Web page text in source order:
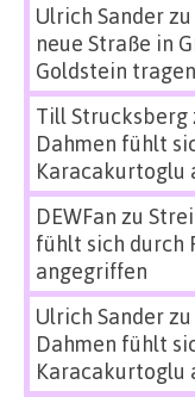
Ulrich Sanderzu
neue Straße in
Goldstein tragen
Till Strucksberg
Dahmen fühlt
Karacakurtoglu
DEWFan zu
fühlt sich durch
angegriffen
Ulrich Sanderzu
Dahmen fühlt
Karacakurtoglu